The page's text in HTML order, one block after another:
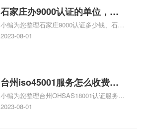
体系认证知识，详情可查看下方正文！
石家庄办9000认证的单位，石
家庄9000认证的公司
小编为您整理石家庄9000认证多少钱、石家
庄9000认证价格多少钱、石家庄9000认证
2023-08-01
台州iso45001服务怎么收费，
台州iso45001认证服务怎么收
费
小编为您整理台州OHSAS18001认证服务中
心哪家收费便宜、台州ISO9000认证，哪个
2023-08-01